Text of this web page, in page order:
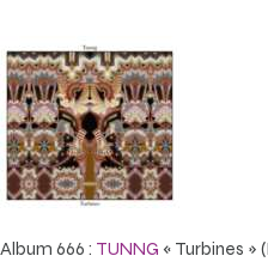
Album 666 : TUNNG « Turbines »